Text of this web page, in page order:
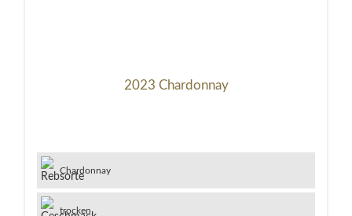
2023 Chardonnay
Chardonnay
trocken